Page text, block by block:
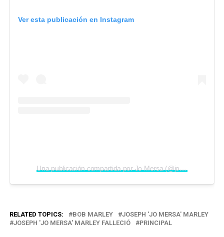
Ver esta publicación en Instagram
Una publicación compartida por Jo Mersa (@jomersamarley)
RELATED TOPICS: BOB MARLEY
JOSEPH 'JO MERSA' MARLEY
JOSEPH 'JO MERSA' MARLEY FALLECIÓ
PRINCIPAL